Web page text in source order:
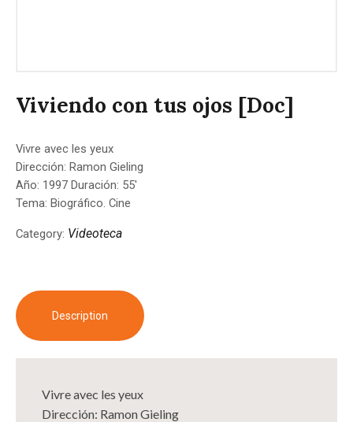
Viviendo con tus ojos [Doc]
Vivre avec les yeux
Dirección: Ramon Gieling
Año: 1997 Duración: 55′
Tema: Biográfico. Cine
Category: Videoteca
Description
Vivre avec les yeux
Dirección: Ramon Gieling